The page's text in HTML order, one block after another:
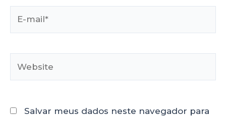
Salvar meus dados neste navegador para